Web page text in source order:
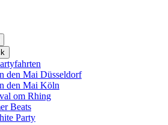
den Mai Düsseldorf
den Mai Köln
om Rhing
Beats
Party